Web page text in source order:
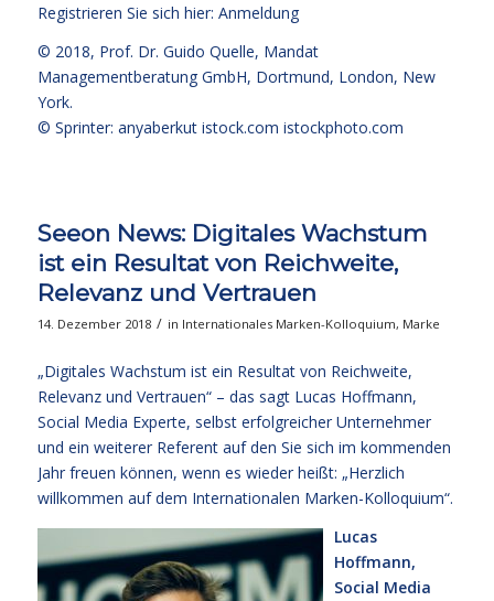
Registrieren Sie sich hier: Anmeldung
© 2018, Prof. Dr. Guido Quelle, Mandat
Managementberatung GmbH, Dortmund, London, New
York.
© Sprinter: anyaberkut istock.com istockphoto.com
Seeon News: Digitales Wachstum
ist ein Resultat von Reichweite,
Relevanz und Vertrauen
14. Dezember 2018 / in Internationales Marken-Kolloquium, Marke
„Digitales Wachstum ist ein Resultat von Reichweite,
Relevanz und Vertrauen“ – das sagt Lucas Hoffmann,
Social Media Experte, selbst erfolgreicher Unternehmer
und ein weiterer Referent auf den Sie sich im kommenden
Jahr freuen können, wenn es wieder heißt: „Herzlich
willkommen auf dem Internationalen Marken-Kolloquium“.
Lucas
Hoffmann,
Social Media